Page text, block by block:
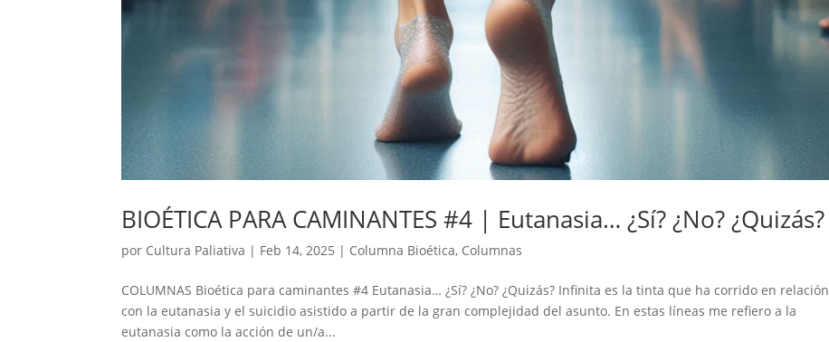
BIOÉTICA PARA CAMINANTES #4 | Eutanasia… ¿Sí? ¿No? ¿Quizás?
por Cultura Paliativa | Feb 14, 2025 | Columna Bioética, Columnas
COLUMNAS Bioética para caminantes #4 Eutanasia… ¿Sí? ¿No? ¿Quizás? Infinita es la tinta que ha corrido en relación
con la eutanasia y el suicidio asistido a partir de la gran complejidad del asunto. En estas líneas me refiero a la
eutanasia como la acción de un/a...